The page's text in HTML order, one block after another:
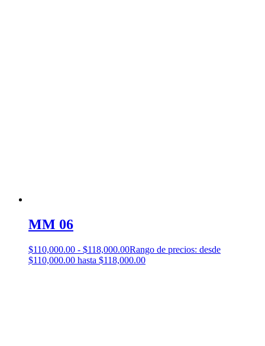
MM 06
$110,000.00 - $118,000.00Rango de precios: desde
$110,000.00 hasta $118,000.00